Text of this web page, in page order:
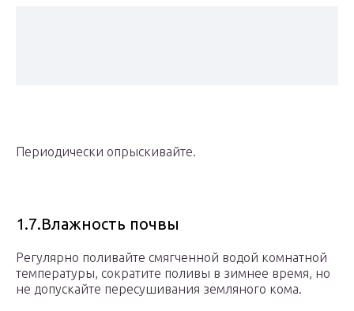
Периодически опрыскивайте.
1.7.Влажность почвы
Регулярно поливайте смягченной водой комнатной
температуры, сократите поливы в зимнее время, но
не допускайте пересушивания земляного кома.